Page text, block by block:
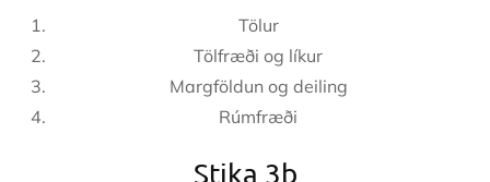
Tölur
Tölfræði og líkur
Margföldun og deiling
Rúmfræði
Stika 3b